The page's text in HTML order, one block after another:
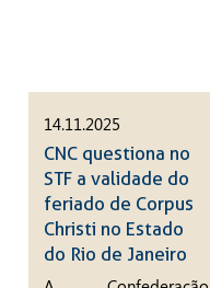
14.11.2025
CNC questiona no
STF a validade do
feriado de Corpus
Christi no Estado
do Rio de Janeiro